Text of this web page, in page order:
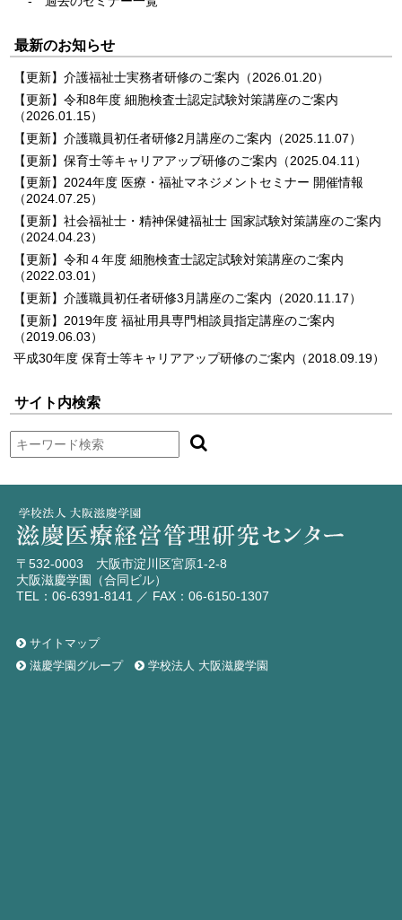
最新のお知らせ
【更新】介護福祉士実務者研修のご案内 （2026.01.20）
【更新】令和8年度 細胞検査士認定試験対策講座のご案内
（2026.01.15）
【更新】介護職員初任者研修2月講座のご案内 （2025.11.07）
【更新】保育士等キャリアアップ研修のご案内 （2025.04.11）
【更新】2024年度 医療・福祉マネジメントセミナー 開催情報
（2024.07.25）
【更新】社会福祉士・精神保健福祉士 国家試験対策講座のご案内
（2024.04.23）
【更新】令和４年度 細胞検査士認定試験対策講座のご案内
（2022.03.01）
【更新】介護職員初任者研修3月講座のご案内 （2020.11.17）
【更新】2019年度 福祉用具専門相談員指定講座のご案内
（2019.06.03）
平成30年度 保育士等キャリアアップ研修のご案内 （2018.09.19）
サイト内検索
〒532-0003 大阪市淀川区宮原1-2-8
大阪滋慶学園（合同ビル）
TEL：06-6391-8141 ／ FAX：06-6150-1307
サイトマップ
滋慶学園グループ
学校法人 大阪滋慶学園